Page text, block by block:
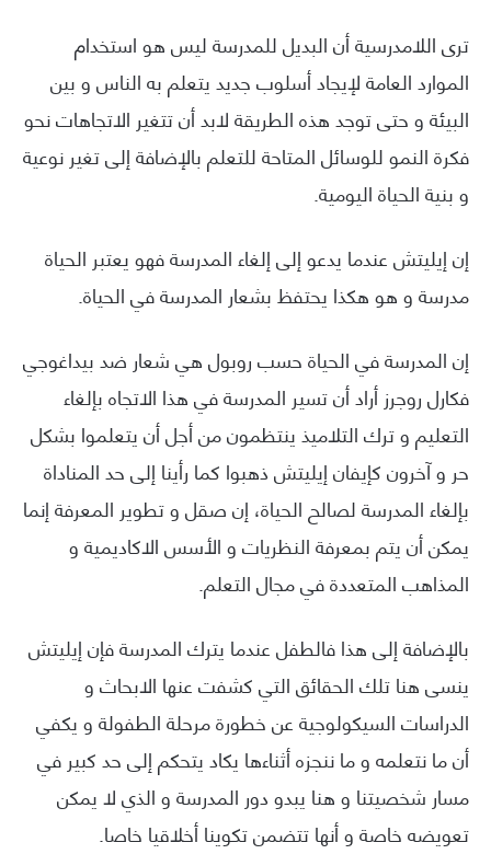
ترى اللامدرسية أن البديل للمدرسة ليس هو استخدام
الموارد العامة لإيجاد أسلوب جديد يتعلم به الناس و بين
البيئة و حتى توجد هذه الطريقة لابد أن تتغير الاتجاهات نحو
فكرة النمو للوسائل المتاحة للتعلم بالإضافة إلى تغير نوعية
و بنية الحياة اليومية.
إن إيليتش عندما يدعو إلى إلغاء المدرسة فهو يعتبر الحياة
مدرسة و هو هكذا يحتفظ بشعار المدرسة في الحياة.
إن المدرسة في الحياة حسب روبول هي شعار ضد بيداغوجي
فكارل روجرز أراد أن تسير المدرسة في هذا الاتجاه بإلغاء
التعليم و ترك التلاميذ ينتظمون من أجل أن يتعلموا بشكل
حر و آخرون كإيفان إيليتش ذهبوا كما رأينا إلى حد المناداة
بإلغاء المدرسة لصالح الحياة، إن صقل و تطوير المعرفة إنما
يمكن أن يتم بمعرفة النظريات و الأسس الاكاديمية و
المذاهب المتعددة في مجال التعلم.
بالإضافة إلى هذا فالطفل عندما يترك المدرسة فإن إيليتش
ينسى هنا تلك الحقائق التي كشفت عنها الابحاث و
الدراسات السيكولوجية عن خطورة مرحلة الطفولة و يكفي
أن ما نتعلمه و ما ننجزه أثناءها يكاد يتحكم إلى حد كبير في
مسار شخصيتنا و هنا يبدو دور المدرسة و الذي لا يمكن
تعويضه خاصة و أنها تتضمن تكوينا أخلاقيا خاصا.